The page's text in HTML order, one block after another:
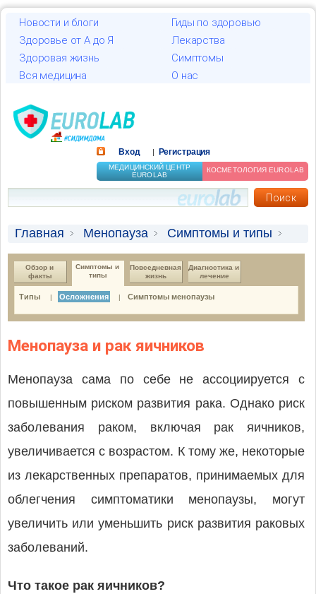
Новости и блоги
Гиды по здоровью
Здоровье от А до Я
Лекарства
Здоровая жизнь
Симптомы
Вся медицина
О нас
Вход Регистрация
МЕДИЦИНСКИЙ ЦЕНТР
EUROLAB
КОСМЕТОЛОГИЯ EUROLAB
Главная Менопауза
Симптомы и типы
Осложнения
Обзор и
факты
Симптомы и
типы
Повседневная
жизнь
Диагностика и
лечение
Типы Осложнения Симптомы менопаузы
Менопауза и рак яичников
Менопауза сама по себе не ассоциируется с
повышенным риском развития рака. Однако риск
заболевания раком, включая рак яичников,
увеличивается с возрастом. К тому же, некоторые
из лекарственных препаратов, принимаемых для
облегчения симптоматики менопаузы, могут
увеличить или уменьшить риск развития раковых
заболеваний.
Что такое рак яичников?